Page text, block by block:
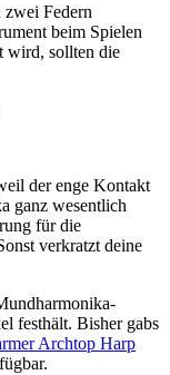
Federn
beim Spielen
wird, sollten die
der enge Kontakt
ganz wesentlich
für die
verkratzt deine
festhält. Bisher gabs
Archtop Harp